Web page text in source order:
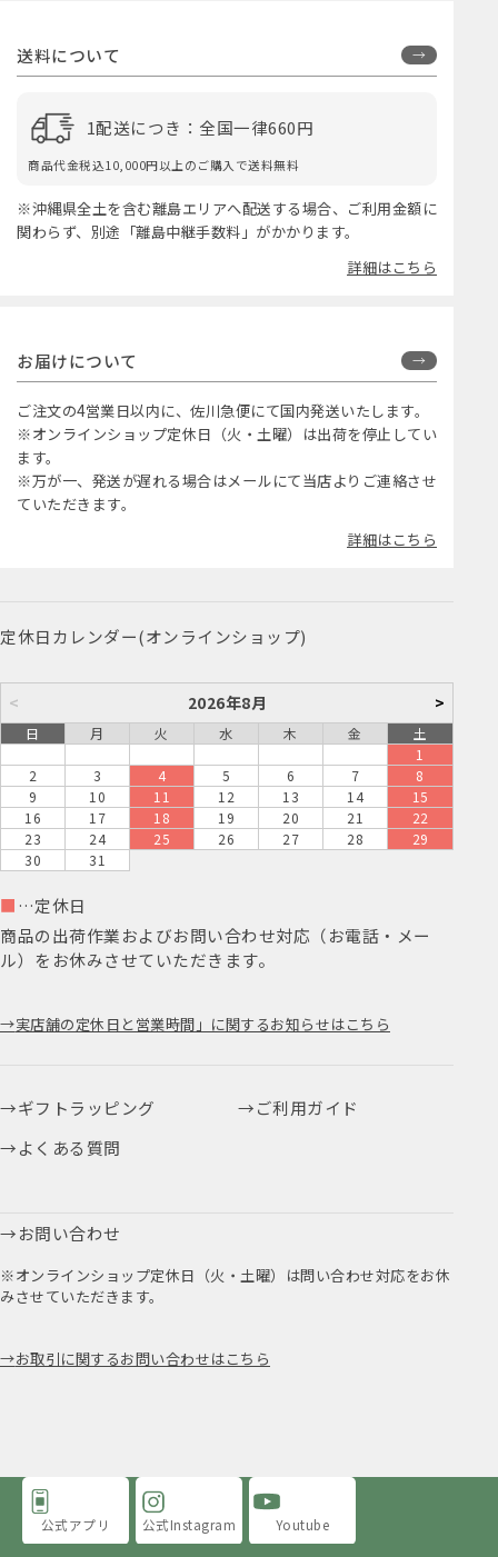
送料について
1配送につき：全国一律660円
商品代金税込10,000円以上のご購入で送料無料
※沖縄県全土を含む離島エリアへ配送する場合、ご利用金額に
関わらず、別途「離島中継手数料」がかかります。
詳細はこちら
お届けについて
ご注文の4営業日以内に、佐川急便にて国内発送いたします。
※オンラインショップ定休日（火・土曜）は出荷を停止してい
ます。
※万が一、発送が遅れる場合はメールにて当店よりご連絡させ
ていただきます。
詳細はこちら
定休日カレンダー(オンラインショップ)
< 2026年8月 >
日 月 火 水 木 金
土
1
2
3 4 5 6 7
8
9
10 11 12 13 14
15
16
17 18 19 20 21
22
23
24 25 26 27 28
29
30
31
■ …定休日
商品の出荷作業およびお問い合わせ対応（お電話・メー
ル）をお休みさせていただきます。
実店舗の定休日と営業時間」に関するお知らせはこちら
ギフトラッピング
ご利用ガイド
よくある質問
お問い合わせ
※オンラインショップ定休日（火・土曜）は問い合わせ対応をお休
みさせていただきます。
お取引に関するお問い合わせはこちら
公式アプリ 公式Instagram Youtube